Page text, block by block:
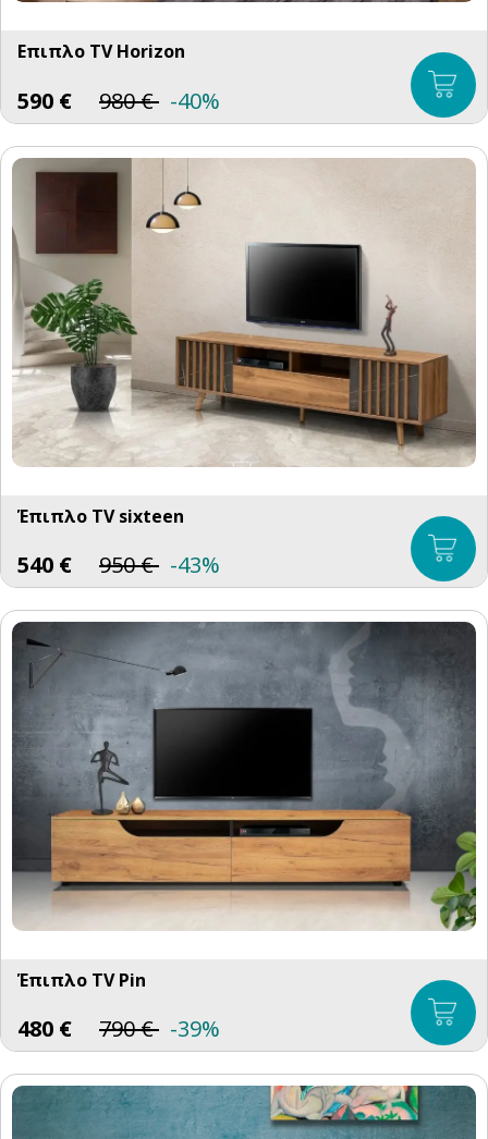
Επιπλο TV Horizon
590 € 980€ -40%
Έπιπλο TV sixteen
540 € 950€ -43%
Έπιπλο TV Pin
480 € 790€ -39%